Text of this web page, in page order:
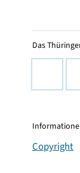
Das
Copyright